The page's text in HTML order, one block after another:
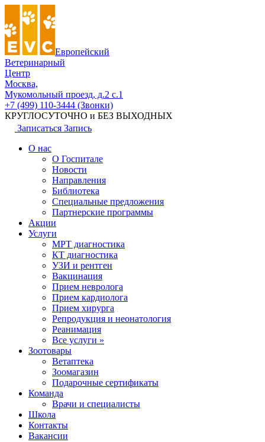
Европейский
Ветеринарный
Центр
Москва,
Мукомольный проезд, д.2 с.1
+7 (499) 110-3444 (Звонки)
КРУГЛОСУТОЧНО и БЕЗ ВЫХОДНЫХ
Записаться Запись
О нас
О Госпитале
Новости
Направления
Библиотека
Специальные предложения
Партнерские программы
Акции
Услуги
МРТ диагностика
КТ диагностика
УЗИ и рентген
Вакцинация
Прием невролога
Прием кардиолога
Прием хирурга
Репродукция и неонатология
Реанимация
Все услуги »
Зоотовары
Ветаптека
Зоомагазин
Подарочные сертификаты
Команда
Врачи и специалисты
Школа
Контакты
Вакансии